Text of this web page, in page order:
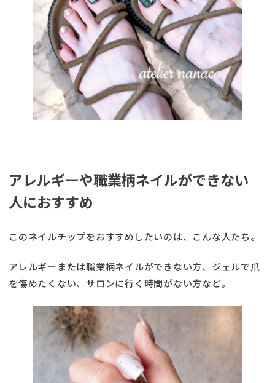
アレルギーや職業柄ネイルができない
人におすすめ
このネイルチップをおすすめしたいのは、こんな人たち。
アレルギーまたは職業柄ネイルができない方、ジェルで爪
を傷めたくない、サロンに行く時間がない方など。